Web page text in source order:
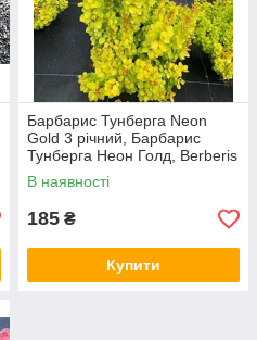
Барбарис Тунберга Neon
Gold 3 річний, Барбарис
Тунберга Неон Голд, Berberis
thunbergii Neon
В наявності
185 ₴
Купити